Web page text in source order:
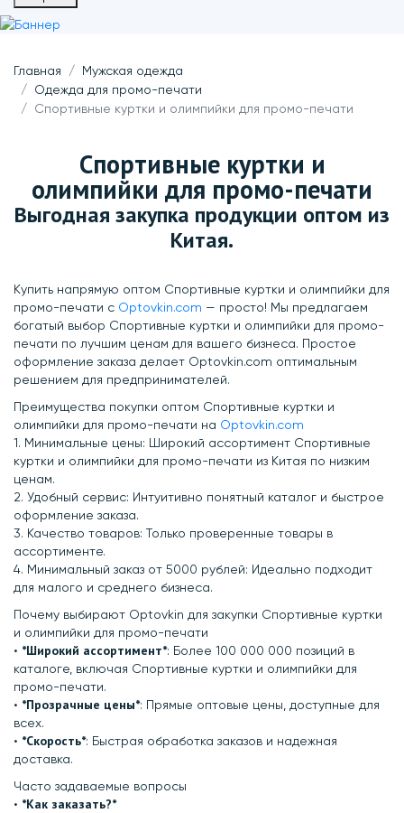
Главная
Мужская одежда
Одежда для промо-печати
Спортивные куртки и олимпийки для промо-печати
Спортивные куртки и
олимпийки для промо-печати
Выгодная закупка продукции оптом из
Китая.
Купить напрямую оптом Спортивные куртки и олимпийки для
промо-печати с Optovkin.com — просто! Мы предлагаем
богатый выбор Спортивные куртки и олимпийки для промо-
печати по лучшим ценам для вашего бизнеса. Простое
оформление заказа делает Optovkin.com оптимальным
решением для предпринимателей.
Преимущества покупки оптом Спортивные куртки и
олимпийки для промо-печати на Optovkin.com
1.⁠ ⁠Минимальные цены: Широкий ассортимент Спортивные
куртки и олимпийки для промо-печати из Китая по низким
ценам.
2.⁠ ⁠Удобный сервис: Интуитивно понятный каталог и быстрое
оформление заказа.
3.⁠ ⁠Качество товаров: Только проверенные товары в
ассортименте.
4.⁠ ⁠Минимальный заказ от 5000 рублей: Идеально подходит
для малого и среднего бизнеса.
Почему выбирают Optovkin для закупки Спортивные куртки
и олимпийки для промо-печати
•⁠ ⁠ *Широкий ассортимент*: Более 100 000 000 позиций в
каталоге, включая Спортивные куртки и олимпийки для
промо-печати.
•⁠ ⁠ *Прозрачные цены*: Прямые оптовые цены, доступные для
всех.
•⁠ ⁠ *Скорость*: Быстрая обработка заказов и надежная
доставка.
Часто задаваемые вопросы
•⁠ ⁠*Как заказать?*